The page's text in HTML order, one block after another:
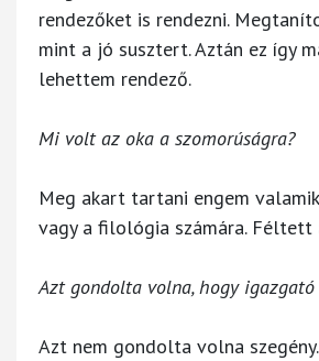
rendezőket is rendezni.
mint a jó susztert. Aztán ez így
lehettem rendező.
Mi volt az oka a szomorúságra?
Meg akart tartani engem
vagy a filológia számára. Féltett
Azt gondolta volna, hogy igazgató
Azt nem gondolta volna